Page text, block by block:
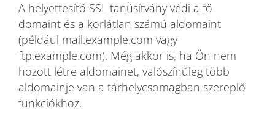
A helyettesítő SSL tanúsítvány védi a fő
domaint és a korlátlan számú aldomaint
(például mail.example.com vagy
ftp.example.com). Még akkor is, ha Ön nem
hozott létre aldomainet, valószínűleg több
aldomainje van a tárhelycsomagban szereplő
funkciókhoz.